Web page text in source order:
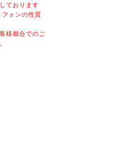
ております
ォンの性質
様都合でのご